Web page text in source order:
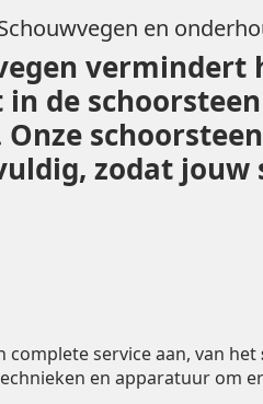
en
in de
zodat
complete service aan, van het
en apparatuur om